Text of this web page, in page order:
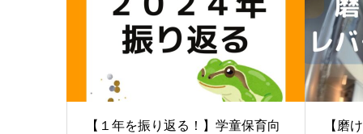
【１年を振り返る！】学童保育向
【磨